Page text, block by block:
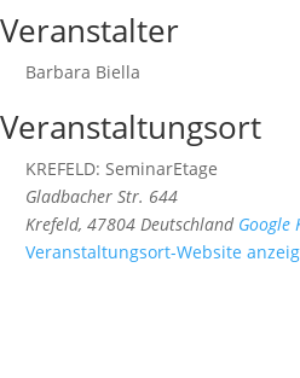
Veranstalter
Barbara Biella
Veranstaltungsort
KREFELD: SeminarEtage
Gladbacher Str. 644
Krefeld, 47804 Deutschland Google
Veranstaltungsort-Website